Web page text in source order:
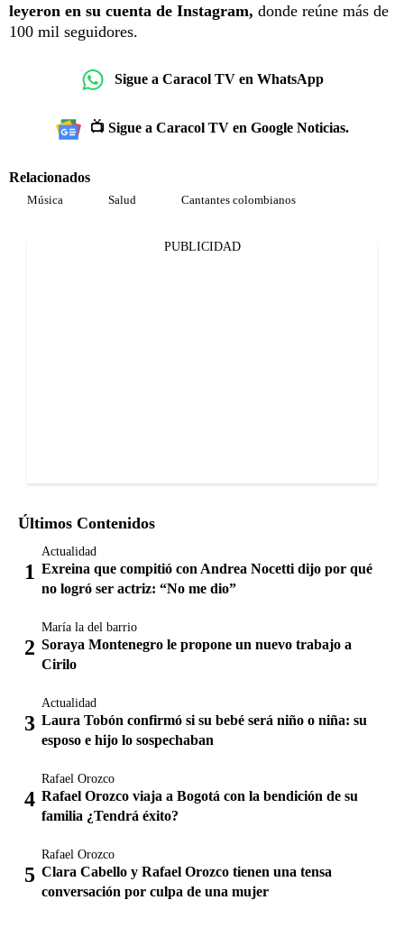
leyeron en su cuenta de Instagram, donde reúne más de
100 mil seguidores.
Sigue a Caracol TV en WhatsApp
📺 Sigue a Caracol TV en Google Noticias.
Relacionados
Música Salud Cantantes colombianos
PUBLICIDAD
Últimos Contenidos
Actualidad
Exreina que compitió con Andrea Nocetti dijo por qué
no logró ser actriz: “No me dio”
María la del barrio
Soraya Montenegro le propone un nuevo trabajo a
Cirilo
Actualidad
Laura Tobón confirmó si su bebé será niño o niña: su
esposo e hijo lo sospechaban
Rafael Orozco
Rafael Orozco viaja a Bogotá con la bendición de su
familia ¿Tendrá éxito?
Rafael Orozco
Clara Cabello y Rafael Orozco tienen una tensa
conversación por culpa de una mujer